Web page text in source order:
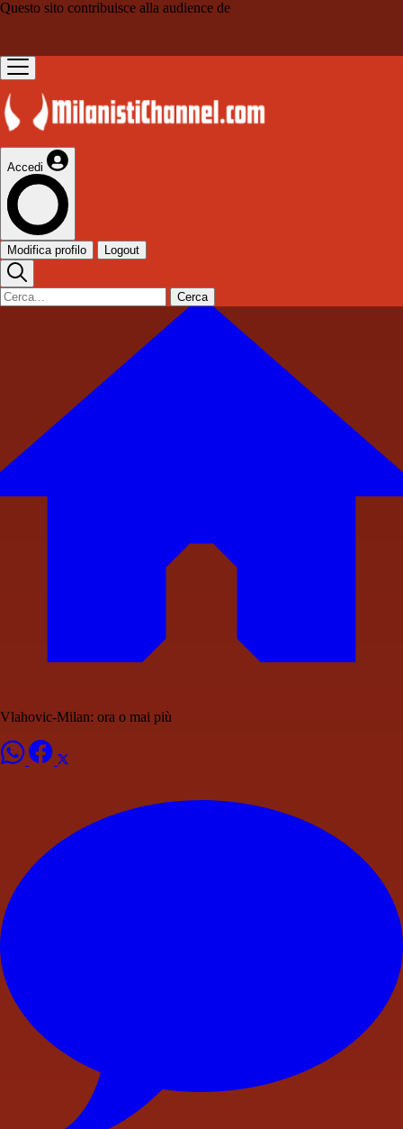
Questo sito contribuisce alla audience de
Accedi
Modifica profilo Logout
Cerca
Vlahovic-Milan: ora o mai più